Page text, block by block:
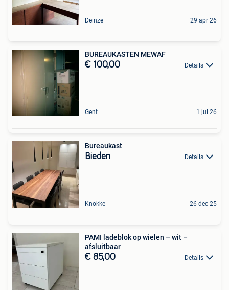
Deinze 29 apr 26
BUREAUKASTEN MEWAF
€ 100,00 Details
Gent 1 jul 26
Bureaukast
Bieden Details
Knokke 26 dec 25
PAMI ladeblok op wielen – wit –
afsluitbaar
€ 85,00 Details